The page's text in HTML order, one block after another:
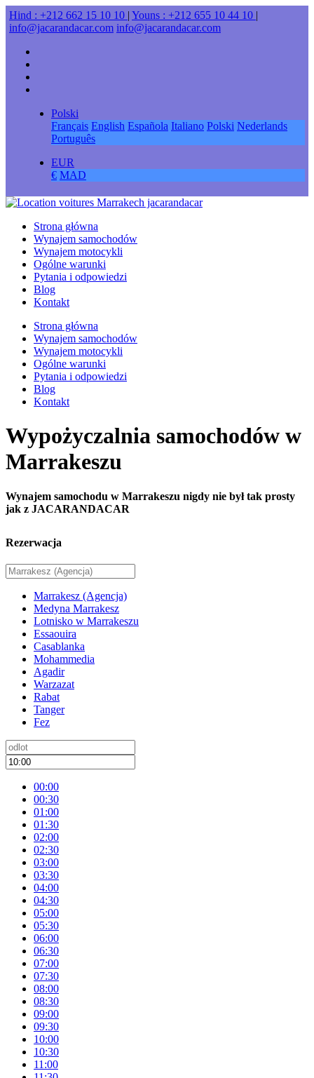
Hind : +212 662 15 10 10 | Youns : +212 655 10 44 10 |
info@jacarandacar.com info@jacarandacar.com
Polski
Français English Española Italiano Polski Nederlands
Português
EUR
€ MAD
Strona główna
Wynajem samochodów
Wynajem motocykli
Ogólne warunki
Pytania i odpowiedzi
Blog
Kontakt
Strona główna
Wynajem samochodów
Wynajem motocykli
Ogólne warunki
Pytania i odpowiedzi
Blog
Kontakt
Wypożyczalnia samochodów w
Marrakeszu
Wynajem samochodu w Marrakeszu nigdy nie był tak prosty
jak z JACARANDACAR
Rezerwacja
Marrakesz (Agencja)
Medyna Marrakesz
Lotnisko w Marrakeszu
Essaouira
Casablanka
Mohammedia
Agadir
Warzazat
Rabat
Tanger
Fez
00:00
00:30
01:00
01:30
02:00
02:30
03:00
03:30
04:00
04:30
05:00
05:30
06:00
06:30
07:00
07:30
08:00
08:30
09:00
09:30
10:00
10:30
11:00